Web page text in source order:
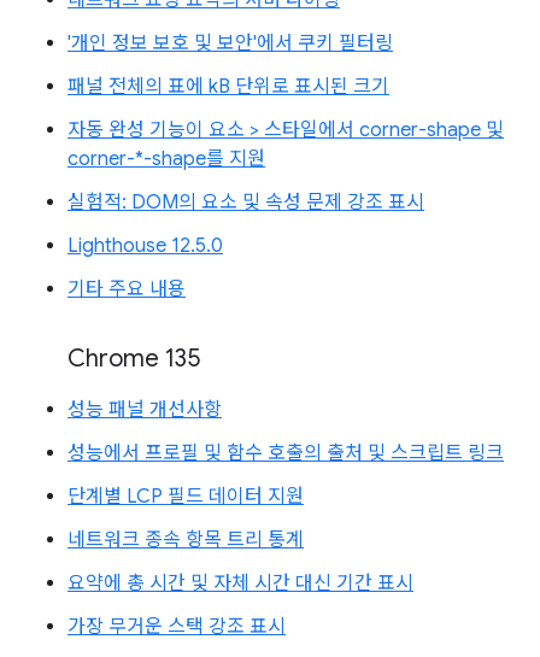
'개인 정보 보호 및 보안'에서 쿠키 필터링
패널 전체의 표에 kB 단위로 표시된 크기
자동 완성 기능이 요소 > 스타일에서 corner-shape 및
corner-*-shape를 지원
실험적: DOM의 요소 및 속성 문제 강조 표시
Lighthouse 12.5.0
기타 주요 내용
Chrome 135
성능 패널 개선사항
성능에서 프로필 및 함수 호출의 출처 및 스크립트 링크
단계별 LCP 필드 데이터 지원
네트워크 종속 항목 트리 통계
요약에 총 시간 및 자체 시간 대신 기간 표시
가장 무거운 스택 강조 표시